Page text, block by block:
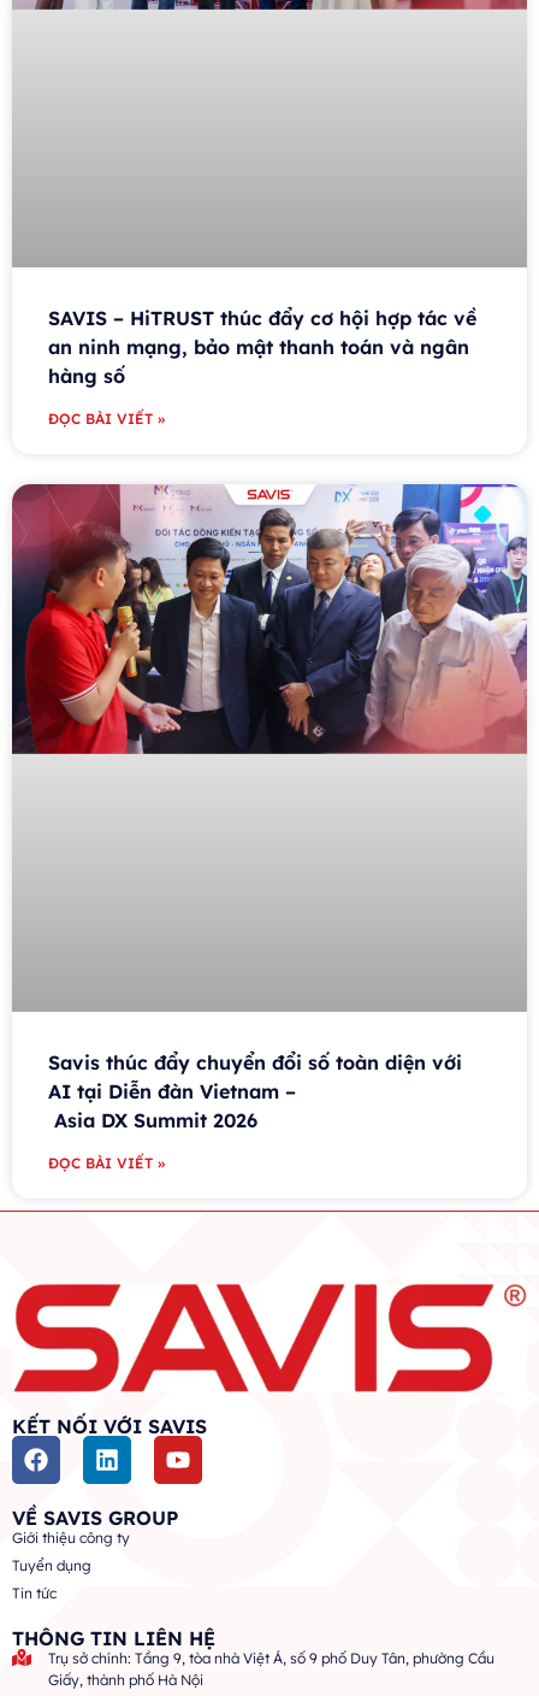
SAVIS – HiTRUST thúc đẩy cơ hội hợp tác về
an ninh mạng, bảo mật thanh toán và ngân
hàng số
ĐỌC BÀI VIẾT »
Savis thúc đẩy chuyển đổi số toàn diện với
AI tại Diễn đàn Vietnam –
Asia DX Summit 2026
ĐỌC BÀI VIẾT »
KẾT NỐI VỚI SAVIS
VỀ SAVIS GROUP
Giới thiệu công ty
Tuyển dụng
Tin tức
THÔNG TIN LIÊN HỆ
Trụ sở chính: Tầng 9, tòa nhà Việt Á, số 9 phố Duy Tân, phường Cầu
Giấy, thành phố Hà Nội